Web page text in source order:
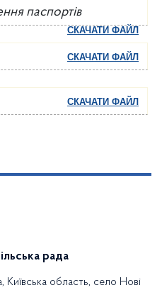
паспортів
СКАЧАТИ ФАЙЛ
СКАЧАТИ ФАЙЛ
СКАЧАТИ ФАЙЛ
рада
Київська область, село Нові